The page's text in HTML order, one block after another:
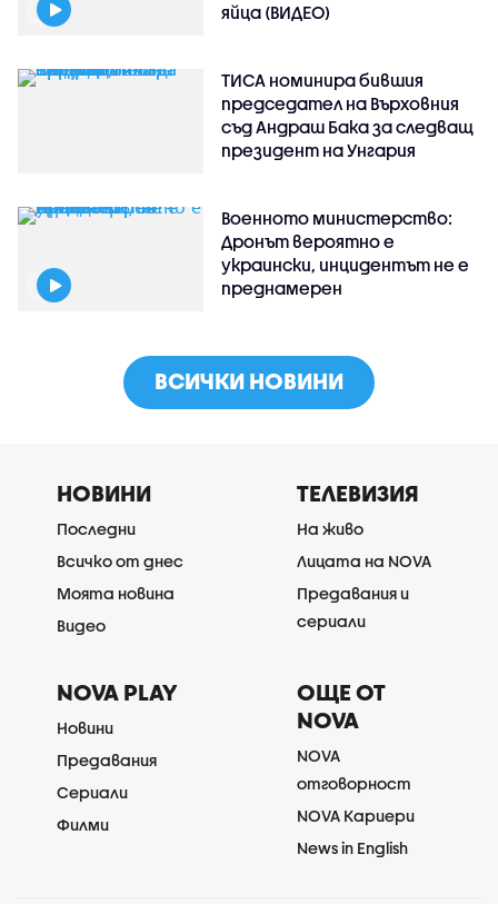
яйца (ВИДЕО)
ТИСА номинира бившия
председател на Върховния
съд Андраш Бака за следващ
президент на Унгария
Военното министерство:
Дронът вероятно е
украински, инцидентът не е
преднамерен
ВСИЧКИ НОВИНИ
НОВИНИ
Последни
Всичко от днес
Моята новина
Видео
ТЕЛЕВИЗИЯ
На живо
Лицата на NOVA
Предавания и
сериали
NOVA PLAY
Новини
Предавания
Сериали
Филми
ОЩЕ ОТ
NOVA
NOVA
отговорност
NOVA Кариери
News in English